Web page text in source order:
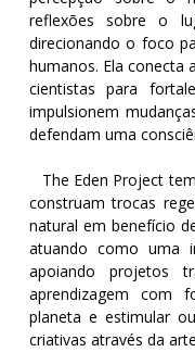
reflexões sobre o
direcionando o foco
humanos. Ela conecta
cientistas para
impulsionem
defendam uma
The Eden Project
construam trocas
natural em benefício
atuando como uma
apoiando projetos
aprendizagem com
planeta e estimular
criativas através da